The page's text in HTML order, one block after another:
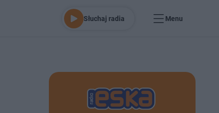
Słuchaj radia Menu